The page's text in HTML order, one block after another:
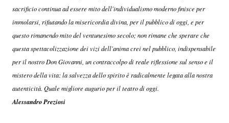
sacrificio continua ad essere mito dell'individualismo moderno finisce per
immolarsi, rifiutando la misericordia divina, per il pubblico di oggi, e per
questo rimanendo mito del ventunesimo secolo; non rimane che sperare che
questa spettacolizzazione dei vizi dell'anima crei nel pubblico, indispensabile
per il nostro Don Giovanni, un contraccolpo di reale riflessione sul senso e il
mistero della vita: la salvezza dello spirito è radicalmente legata alla nostra
autenticità. Quale migliore augurio per il teatro di oggi.
Alessandro Preziosi